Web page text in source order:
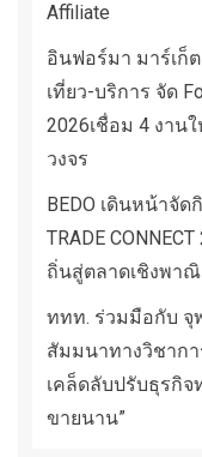
Affiliate
อินฟอร์มา มาร์เก็
เที่ยว-บริการ จัด
2026เชื่อม 4 งาน
วงจร
BEDO เดินหน้าจัด
TRADE
ถิ่นสู่ตลาดเชิงพา
ททท. ร่วมมือกับ จุ
สัมมนาทางวิชากา
เคล็ดลับปรับธุรกิจ
ขายนาน”